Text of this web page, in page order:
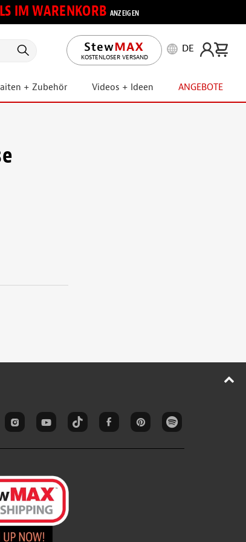
IM WARENKORB ANZEIGEN
KOSTENLOSER VERSAND
DE
+ Zubehör Videos + Ideen ANGEBOTE